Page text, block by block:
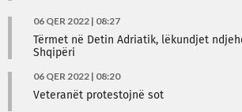
06 QER 2022 | 08:27
Tërmet në Detin Adriatik, lëkundjet
Shqipëri
06 QER 2022 | 08:20
Veteranët protestojnë sot